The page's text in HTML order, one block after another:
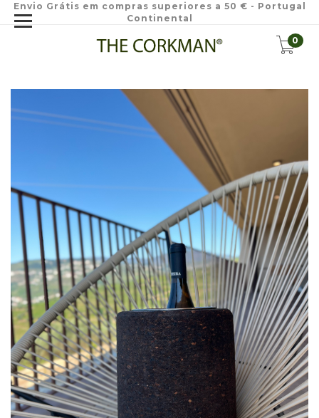
Envio Grátis em compras superiores a 50 € - Portugal
Continental
0